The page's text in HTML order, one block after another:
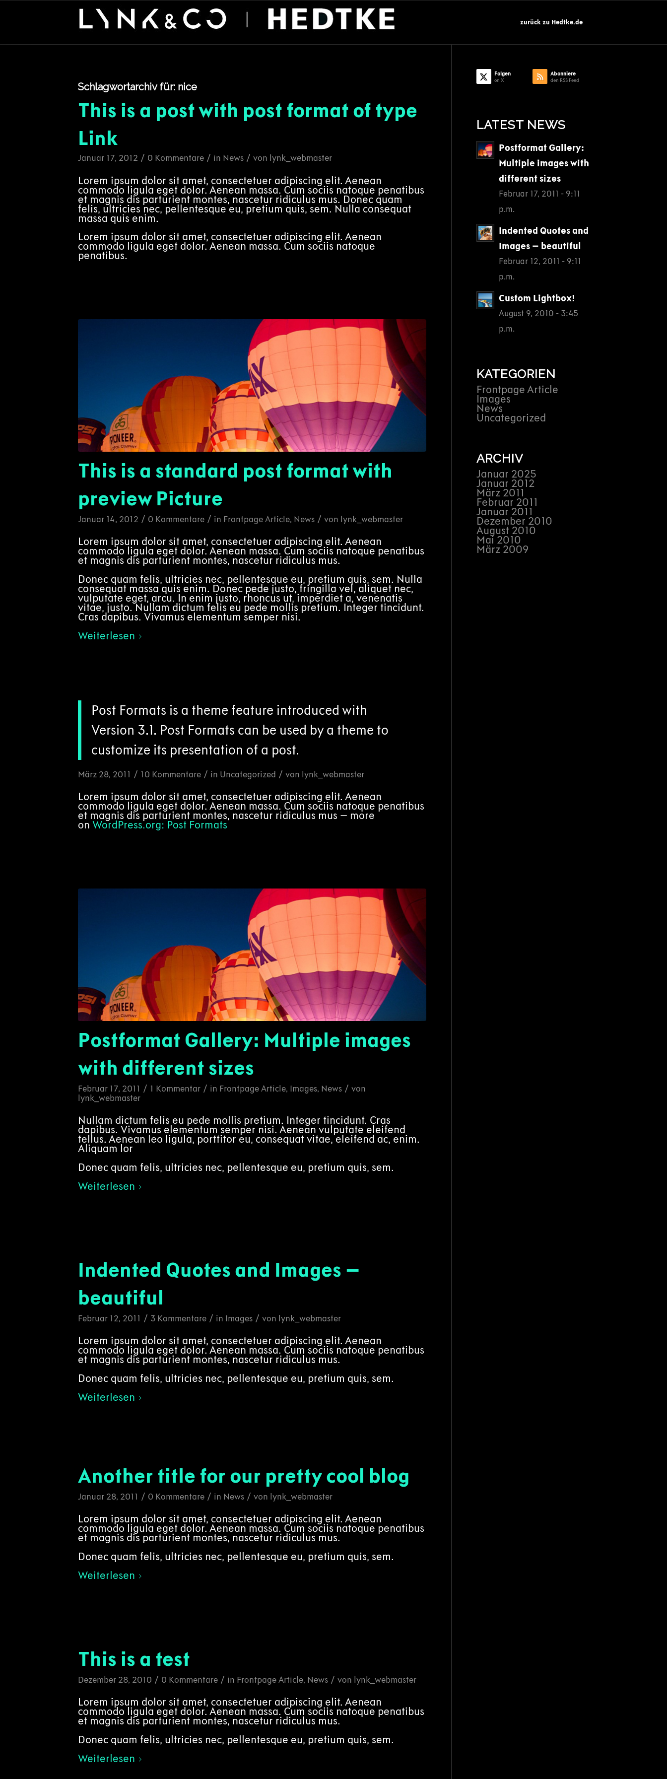
zurück zu Hedtke.de
Schlagwortarchiv für: nice
This is a post with post format of type
Link
Januar 17, 2012 / 0 Kommentare / in News / von lynk_webmaster
Lorem ipsum dolor sit amet, consectetuer adipiscing elit. Aenean
commodo ligula eget dolor. Aenean massa. Cum sociis natoque penatibus
et magnis dis parturient montes, nascetur ridiculus mus. Donec quam
felis, ultricies nec, pellentesque eu, pretium quis, sem. Nulla consequat
massa quis enim.
Lorem ipsum dolor sit amet, consectetuer adipiscing elit. Aenean
commodo ligula eget dolor. Aenean massa. Cum sociis natoque
penatibus.
This is a standard post format with
preview Picture
Januar 14, 2012 / 0 Kommentare / in Frontpage Article, News / von lynk_webmaster
Lorem ipsum dolor sit amet, consectetuer adipiscing elit. Aenean
commodo ligula eget dolor. Aenean massa. Cum sociis natoque penatibus
et magnis dis parturient montes, nascetur ridiculus mus.
Donec quam felis, ultricies nec, pellentesque eu, pretium quis, sem. Nulla
consequat massa quis enim. Donec pede justo, fringilla vel, aliquet nec,
vulputate eget, arcu. In enim justo, rhoncus ut, imperdiet a, venenatis
vitae, justo. Nullam dictum felis eu pede mollis pretium. Integer tincidunt.
Cras dapibus. Vivamus elementum semper nisi.
Weiterlesen
Post Formats is a theme feature introduced with
Version 3.1. Post Formats can be used by a theme to
customize its presentation of a post.
März 28, 2011 / 10 Kommentare / in Uncategorized / von lynk_webmaster
Lorem ipsum dolor sit amet, consectetuer adipiscing elit. Aenean
commodo ligula eget dolor. Aenean massa. Cum sociis natoque penatibus
et magnis dis parturient montes, nascetur ridiculus mus – more
on WordPress.org: Post Formats
Postformat Gallery: Multiple images
with different sizes
Februar 17, 2011 / 1 Kommentar / in Frontpage Article, Images, News / von
lynk_webmaster
Nullam dictum felis eu pede mollis pretium. Integer tincidunt. Cras
dapibus. Vivamus elementum semper nisi. Aenean vulputate eleifend
tellus. Aenean leo ligula, porttitor eu, consequat vitae, eleifend ac, enim.
Aliquam lor
Donec quam felis, ultricies nec, pellentesque eu, pretium quis, sem.
Weiterlesen
Indented Quotes and Images –
beautiful
Februar 12, 2011 / 3 Kommentare / in Images / von lynk_webmaster
Lorem ipsum dolor sit amet, consectetuer adipiscing elit. Aenean
commodo ligula eget dolor. Aenean massa. Cum sociis natoque penatibus
et magnis dis parturient montes, nascetur ridiculus mus.
Donec quam felis, ultricies nec, pellentesque eu, pretium quis, sem.
Weiterlesen
Another title for our pretty cool blog
Januar 28, 2011 / 0 Kommentare / in News / von lynk_webmaster
Lorem ipsum dolor sit amet, consectetuer adipiscing elit. Aenean
commodo ligula eget dolor. Aenean massa. Cum sociis natoque penatibus
et magnis dis parturient montes, nascetur ridiculus mus.
Donec quam felis, ultricies nec, pellentesque eu, pretium quis, sem.
Weiterlesen
This is a test
Dezember 28, 2010 / 0 Kommentare / in Frontpage Article, News / von lynk_webmaster
Lorem ipsum dolor sit amet, consectetuer adipiscing elit. Aenean
commodo ligula eget dolor. Aenean massa. Cum sociis natoque penatibus
et magnis dis parturient montes, nascetur ridiculus mus.
Donec quam felis, ultricies nec, pellentesque eu, pretium quis, sem.
Weiterlesen
Folgen
on X
Abonniere
den RSS Feed
LATEST NEWS
Postformat Gallery:
Multiple images with
different sizes
Februar 17, 2011 - 9:11
p.m.
Indented Quotes and
Images – beautiful
Februar 12, 2011 - 9:11
p.m.
Custom Lightbox!
August 9, 2010 - 3:45
p.m.
KATEGORIEN
Frontpage Article
Images
News
Uncategorized
ARCHIV
Januar 2025
Januar 2012
März 2011
Februar 2011
Januar 2011
Dezember 2010
August 2010
Mai 2010
März 2009